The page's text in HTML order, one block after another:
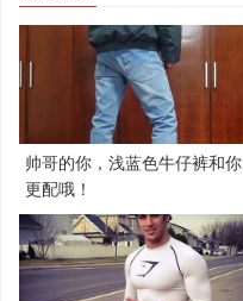
帅哥的你，浅蓝色牛仔裤和你
更配哦！